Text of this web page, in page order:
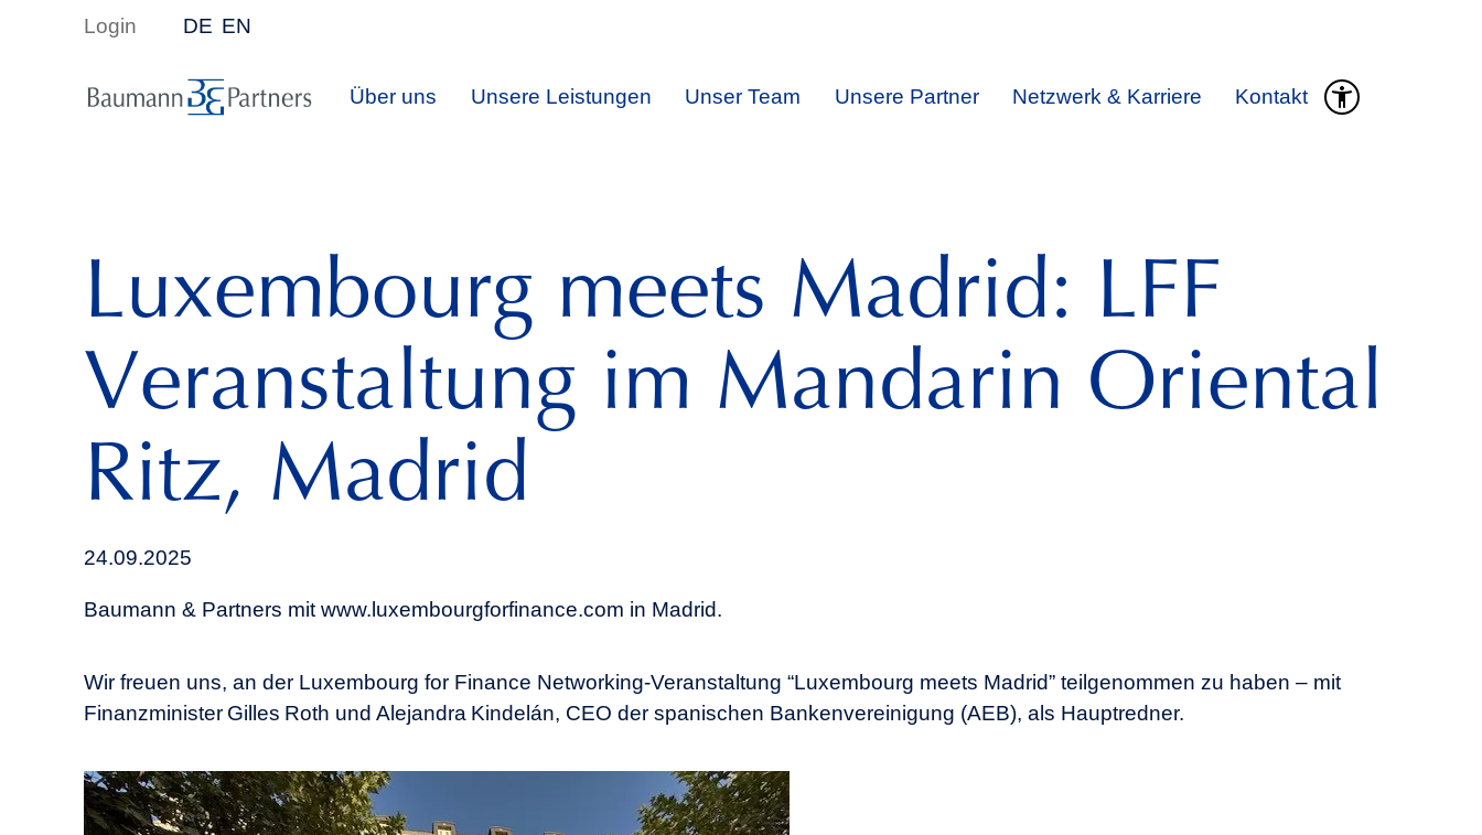
Login DE EN
Über uns Unsere Leistungen Unser Team Unsere Partner Netzwerk & Karriere Kontakt
Luxembourg meets Madrid: LFF
Veranstaltung im Mandarin Oriental
Ritz, Madrid
24.09.2025
Baumann & Partners mit www.luxembourgforfinance.com in Madrid.
Wir freuen uns, an der Luxembourg for Finance Networking‑Veranstaltung “Luxembourg meets Madrid” teilgenommen zu haben – mit
Finanzminister Gilles Roth und Alejandra Kindelán, CEO der spanischen Bankenvereinigung (AEB), als Hauptredner.